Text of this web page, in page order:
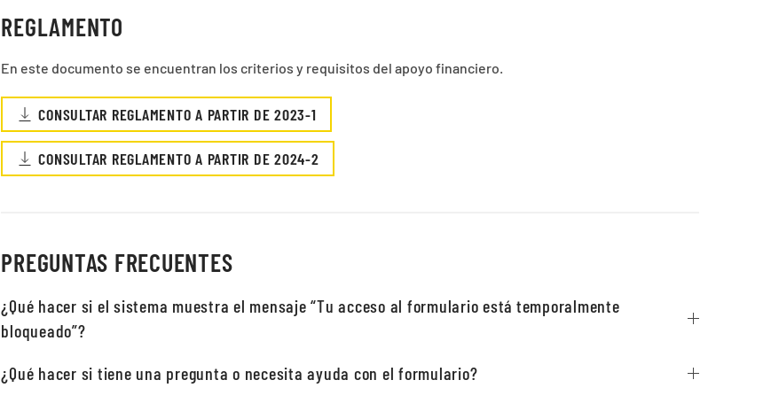
REGLAMENTO
En este documento se encuentran los criterios y requisitos del apoyo financiero.
CONSULTAR REGLAMENTO A PARTIR DE 2023-1
CONSULTAR REGLAMENTO A PARTIR DE 2024-2
PREGUNTAS FRECUENTES
¿Qué hacer si el sistema muestra el mensaje “Tu acceso al formulario está temporalmente
bloqueado”?
¿Qué hacer si tiene una pregunta o necesita ayuda con el formulario?